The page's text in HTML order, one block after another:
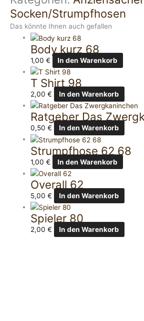
Socken/Strumpfhosen
Das könnte Ihnen auch gefallen
Body kurz 68
1,00€ In den Warenkorb
T Shirt 98
2,00€ In den Warenkorb
Ratgeber Das
0,50€ In den Warenkorb
Strumpfhose 62 68
1,00€ In den Warenkorb
Overall 62
5,00€ In den Warenkorb
Spieler 80
2,00€ In den Warenkorb